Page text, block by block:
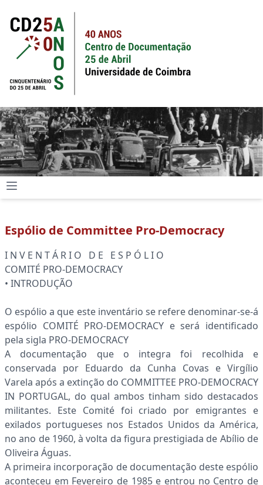
Espólio de Committee Pro-Democracy
I N V E N T Á R I O D E E S P Ó L I O
COMITÉ PRO-DEMOCRACY
• INTRODUÇÃO
O espólio a que este inventário se refere denominar-se-á
espólio COMITÉ PRO-DEMOCRACY e será identificado
pela sigla PRO-DEMOCRACY
A documentação que o integra foi recolhida e
conservada por Eduardo da Cunha Covas e Virgílio
Varela após a extinção do COMMITTEE PRO-DEMOCRACY
IN PORTUGAL, do qual ambos tinham sido destacados
militantes. Este Comité foi criado por emigrantes e
exilados portugueses nos Estados Unidos da América,
no ano de 1960, à volta da figura prestigiada de Abílio de
Oliveira Águas.
A primeira incorporação de documentação deste espólio
aconteceu em Fevereiro de 1985 e entrou no Centro de